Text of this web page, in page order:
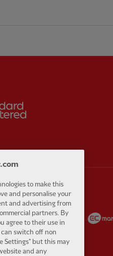
Partner: EA Sports
to make this
and personalise your
and advertising from
partners. By
agree to their use in
can switch off non
Settings" but this may
and any